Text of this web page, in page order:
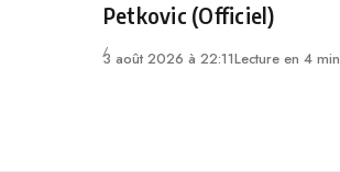
Petkovic (Officiel)
3 août 2026 à 22:11Lecture en 4 min